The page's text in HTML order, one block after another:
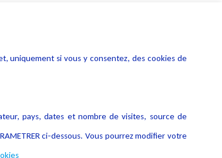
uniquement si vous y consentez, des cookies de
pays, dates et nombre de visites, source de
ci-dessous. Vous pourrez modifier votre